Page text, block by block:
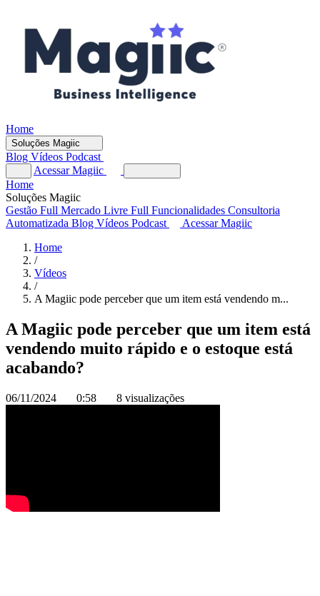
Home
Soluções Magiic
Blog Vídeos Podcast
Acessar Magiic
Home
Soluções Magiic
Gestão Full Mercado Livre Full Funcionalidades Consultoria
Automatizada Blog Vídeos Podcast
Acessar Magiic
Home
/
Vídeos
/
A Magiic pode perceber que um item está vendendo m...
A Magiic pode perceber que um item está
vendendo muito rápido e o estoque está
acabando?
06/11/2024 0:58 8 visualizações